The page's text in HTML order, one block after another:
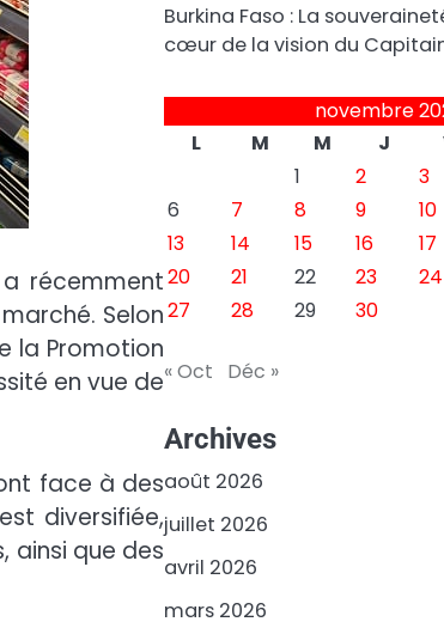
récemment
Selon
la Promotion
en vue de
face à des
diversifiée,
ainsi que des
Burkina Faso : La
cœur de la vision du
novembre
L
M M J
1
2 3
6
7 8 9 10
13
14 15 16 17
20
21 22 23 24
27
28 29 30
« Oct Déc »
Archives
août 2026
juillet 2026
avril 2026
mars 2026